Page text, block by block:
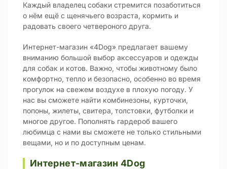
Каждый владелец собаки стремится позаботиться
о нём ещё с щенячьего возраста, кормить и
радовать своего четвероного друга.
Интернет-магазин «4Dog» предлагает вашему
вниманию большой выбор аксессуаров и одежды
для собак и котов. Важно, чтобы животному было
комфортно, тепло и безопасно, особенно во время
прогулок на свежем воздухе в плохую погоду. У
нас вы сможете найти комбинезоны, курточки,
попоны, жилеты, свитера, толстовки, футболки и
многое другое. Пополнять гардероб вашего
любимца с нами вы сможете не только стильными
вещами, но и по доступным ценам.
Интернет-магазин 4Dog